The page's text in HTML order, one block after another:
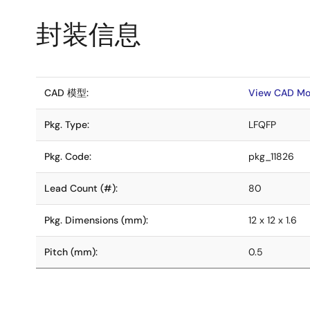
封装信息
CAD 模型: View CAD
Pkg. Type: LFQFP
Pkg. Code: pkg_11826
Lead Count (#): 80
Pkg. Dimensions (mm): 12 x 12 x 1.6
Pitch (mm): 0.5